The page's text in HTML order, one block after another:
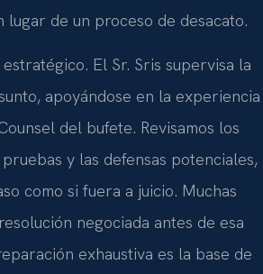
lugar de un proceso de desacato.
El Sr. Sris supervisa la
apoyándose en la experiencia
del bufete. Revisamos los
y las defensas potenciales,
como si fuera a juicio. Muchas
negociada antes de esa
exhaustiva es la base de